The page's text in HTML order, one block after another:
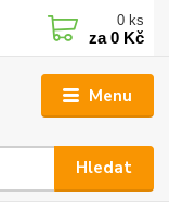
Menu
Hledat
0 ks
za0 Kč